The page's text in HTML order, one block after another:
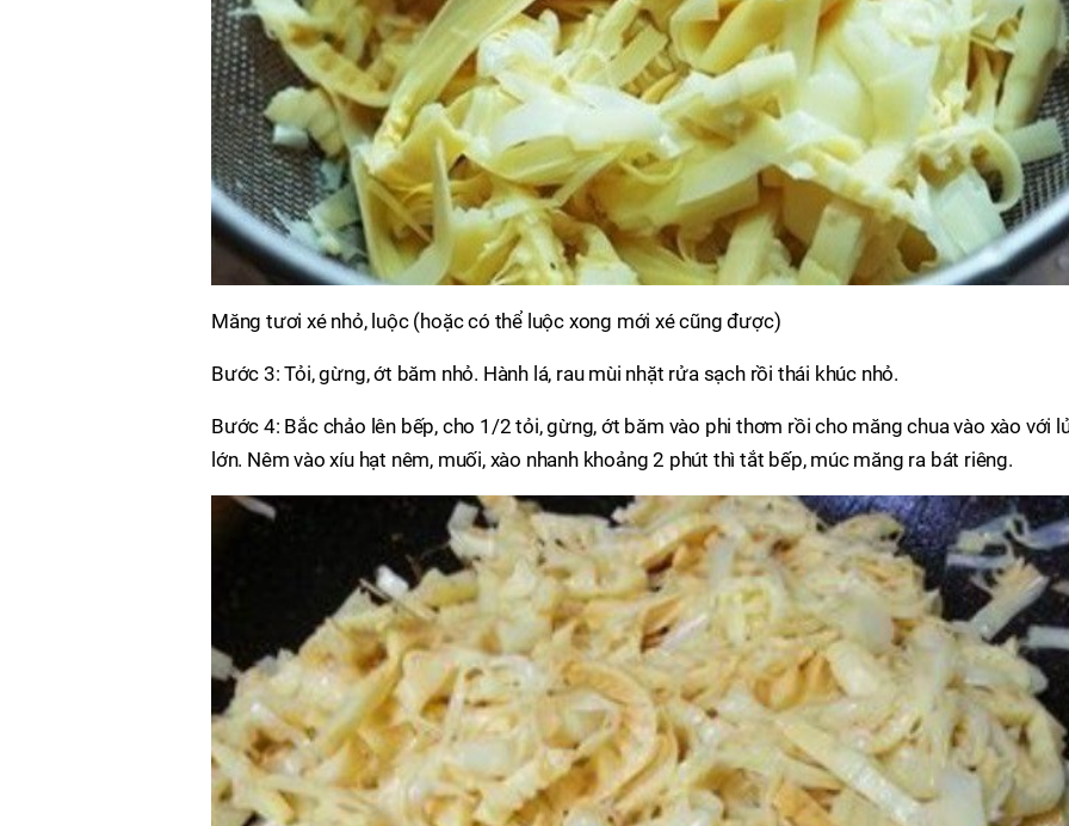
Măng tươi xé nhỏ, luộc (hoặc có thể luộc xong mới xé cũng được)
Bước 3: Tỏi, gừng, ớt băm nhỏ. Hành lá, rau mùi nhặt rửa sạch rồi thái khúc nhỏ.
Bước 4: Bắc chảo lên bếp, cho 1/2 tỏi, gừng, ớt băm vào phi thơm rồi cho măng chua vào xào với
lớn. Nêm vào xíu hạt nêm, muối, xào nhanh khoảng 2 phút thì tắt bếp, múc măng ra bát riêng.